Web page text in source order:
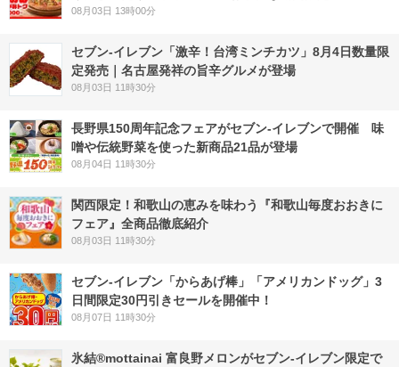
08月03日 13時00分
セブン-イレブン「激辛！台湾ミンチカツ」8月4日数量限
定発売｜名古屋発祥の旨辛グルメが登場
08月03日 11時30分
長野県150周年記念フェアがセブン-イレブンで開催 味
噌や伝統野菜を使った新商品21品が登場
08月04日 11時30分
関西限定！和歌山の恵みを味わう『和歌山毎度おおきに
フェア』全商品徹底紹介
08月03日 11時30分
セブン‐イレブン「からあげ棒」「アメリカンドッグ」3
日間限定30円引きセールを開催中！
08月07日 11時30分
氷結®mottainai 富良野メロンがセブン‐イレブン限定で